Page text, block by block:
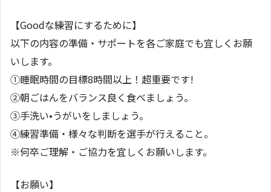
【Goodな練習にするために】
以下の内容の準備・サポートを各ご家庭でも宜しくお願
いします。
①睡眠時間の目標8時間以上！超重要です!
②朝ごはんをバランス良く食べましょう。
③手洗い•うがいをしましょう。
④練習準備・様々な判断を選手が行えること。
※何卒ご理解・ご協力を宜しくお願いします。
【お願い】